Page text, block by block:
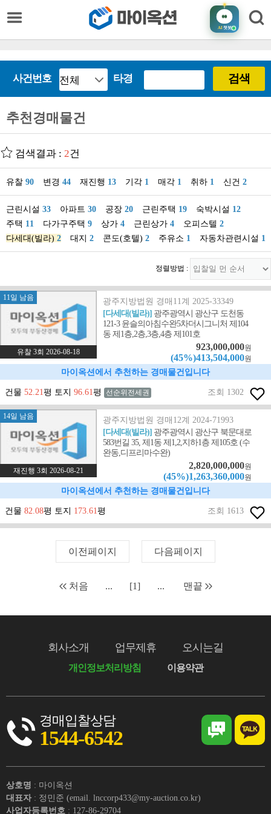
AI챗봇
사건번호 타경 검색
추천경매물건
검색결과 : 2건
유찰 90 변경 44 재진행 13 기각 1 매각 1 취하 1 신건 2
근린시설 33 아파트 30 공장 20 근린주택 19 숙박시설 12
주택 11 다가구주택 9 상가 4 근린상가 4 오피스텔 2
다세대(빌라) 2 대지 2 콘도(호텔) 2 주유소 1 자동차관련시설 1
정렬방법 :
11일 남음
유찰 3회 2026-08-18
광주지방법원 경매11계 2025-33349
[다세대(빌라)] 광주광역시 광산구 도천동
121-3 윤슬의아침수완5차더시그니처 제104
동 제1층,2층,3층,4층 제101호
923,000,000원
(45%)413,504,000원
마이옥션에서 추천하는 경매물건입니다
건물 52.21평 토지 96.61평 선순위전세권 조회 1302
14일 남음
재진행 3회 2026-08-21
광주지방법원 경매12계 2024-71993
[다세대(빌라)] 광주광역시 광산구 북문대로
583번길 35, 제1동 제1,2,지하1층 제105호 (수
완동,디프리마수완)
2,820,000,000원
(45%)1,263,360,000원
마이옥션에서 추천하는 경매물건입니다
건물 82.08평 토지 173.61평 조회 1613
이전페이지 다음페이지
처음 ... [1] ... 맨끝
회사소개 업무제휴 오시는길
개인정보처리방침 이용약관
경매입찰상담
1544-6542
상호명 : 마이옥션
대표자 : 정민준 (email. lnccorp433@my-auction.co.kr)
사업자등록번호 : 127-86-29704